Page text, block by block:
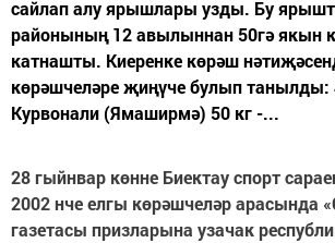
сайлап алу ярышлары узды. Бу
районының 12 авылыннан 50гә якын
катнашты. Киеренке көрәш
көрәшчеләре җиңүче булып танылды:
Курвонали (Ямаширмә) 50 кг -...
28 гыйнвар көнне Биектау спорт
2002 нче елгы көрәшчеләр арасында
газетасы призларына узачак